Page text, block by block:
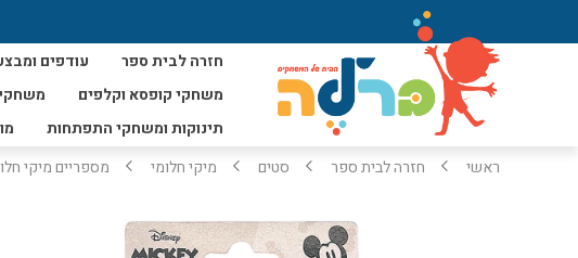
חזרה לבית ספר עודפים
משחקי קופסא וקלפים
תינוקות ומשחקי התפתחות
ראשי חזרה לבית ספר סטים מיקי חלומי מספריים מיקי